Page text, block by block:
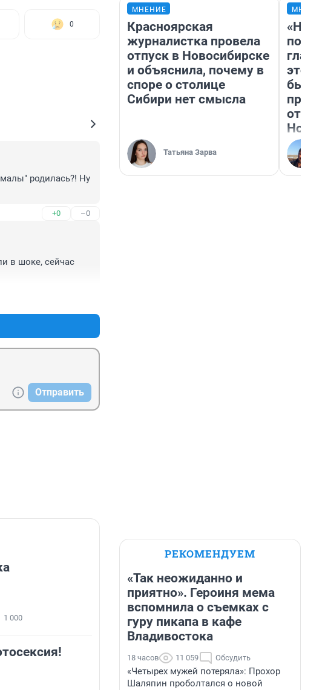
0
родилась?! Ну
+0 –0
в шоке, сейчас
Отправить
1 000
МНЕНИЕ
Красноярская
журналистка провела
отпуск в Новосибирске
и объяснила, почему в
споре о столице
Сибири нет смысла
Татьяна Зарва
этого
бьет
РЕКОМЕНДУЕМ
«Так неожиданно и
приятно». Героиня мема
вспомнила о съемках с
гуру пикапа в кафе
Владивостока
18 часов 11 059 Обсудить
«Четырех мужей потеряла»: Прохор
Шаляпин проболтался о новой